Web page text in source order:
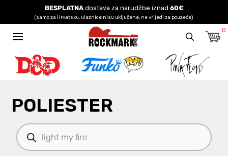
BESPLATNAdostava za narudžbe iznad 60€
(samo za Hrvatsku, ulaznice nisu uključene, ne vrijedi za pouzeće)
0
POLIESTER
Products
search